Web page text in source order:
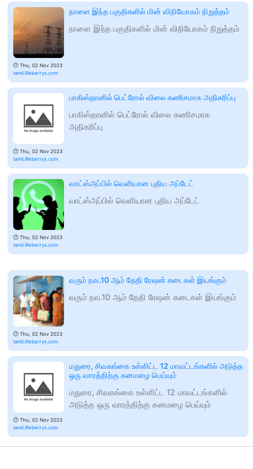
🕑 Thu, 02 Nov 2023
tamil.lifeberrys.com
நாளை இந்த பகுதிகளில் மின் விநியோகம் நிறுத்தம்
நாளை இந்த பகுதிகளில் மின் விநியோகம் நிறுத்தம்
🕑 Thu, 02 Nov 2023
tamil.lifeberrys.com
பாகிஸ்தானில் பெட்ரோல் விலை கணிசமாக அதிகரிப்பு
பாகிஸ்தானில் பெட்ரோல் விலை கணிசமாக
அதிகரிப்பு
🕑 Thu, 02 Nov 2023
tamil.lifeberrys.com
வாட்ஸ்அப்பில் வெளியான புதிய அப்டேட்
வாட்ஸ்அப்பில் வெளியான புதிய அப்டேட்
🕑 Thu, 02 Nov 2023
tamil.lifeberrys.com
வரும் நவ.10 ஆம் தேதி ரேஷன் கடைகள் இயங்கும்
வரும் நவ.10 ஆம் தேதி ரேஷன் கடைகள் இயங்கும்
🕑 Thu, 02 Nov 2023
tamil.lifeberrys.com
மதுரை, சிவகங்கை உள்ளிட்ட 12 மாவட்டங்களில் அடுத்த
ஒரு வாரத்திற்கு கனமழை பெய்யும்
மதுரை, சிவகங்கை உள்ளிட்ட 12 மாவட்டங்களில்
அடுத்த ஒரு வாரத்திற்கு கனமழை பெய்யும்